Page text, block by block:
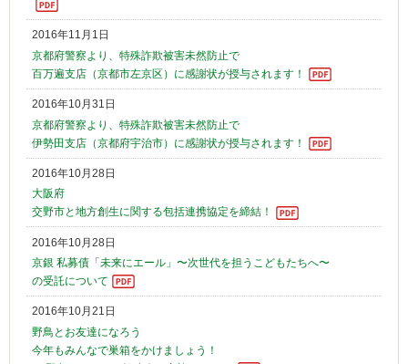
2016年11月1日
京都府警察より、特殊詐欺被害未然防止で
百万遍支店（京都市左京区）に感謝状が授与されます！
2016年10月31日
京都府警察より、特殊詐欺被害未然防止で
伊勢田支店（京都府宇治市）に感謝状が授与されます！
2016年10月28日
大阪府
交野市と地方創生に関する包括連携協定を締結！
2016年10月28日
京銀 私募債「未来にエール」〜次世代を担うこどもたちへ〜
の受託について
2016年10月21日
野鳥とお友達になろう
今年もみんなで巣箱をかけましょう！